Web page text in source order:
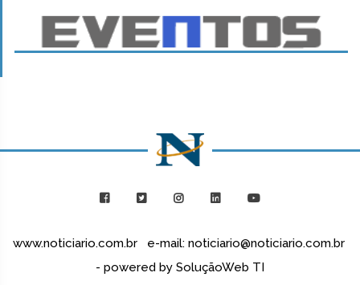
www.noticiario.com.br e-mail: noticiario@noticiario.com.br
- powered by SoluçãoWeb TI